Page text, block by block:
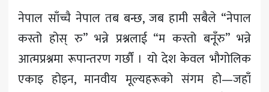
नेपाल साँच्चै नेपाल तब बन्छ, जब हामी सबैले “नेपाल
कस्तो होस् रु” भन्ने प्रश्नलाई “म कस्तो बनूँरु” भन्ने
आत्मप्रश्नमा रूपान्तरण गर्छौं । यो देश केवल भौगोलिक
एकाइ होइन, मानवीय मूल्यहरूको संगम हो—जहाँ